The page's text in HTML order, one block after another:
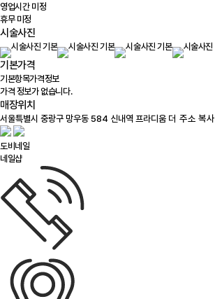
영업시간 미정
휴무 미정
시술사진
기본가격
기본항목가격정보
가격 정보가 없습니다.
매장위치
주소 복사
도비네일
네일샵